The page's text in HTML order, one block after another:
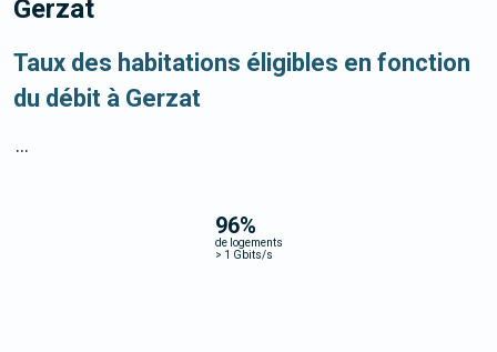
Gerzat
Taux des habitations éligibles en fonction
du débit à Gerzat
96%
de logements
> 1 Gbits/s
...